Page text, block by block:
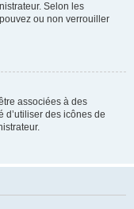
Selon les
ou non verrouiller
associées à des
d’utiliser des icônes de